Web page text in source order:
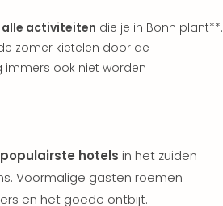
activiteiten die je in Bonn plant**.
zomer kietelen door de
ook niet worden
populairste hotels in het zuiden
Voormalige gasten roemen
en het goede ontbijt.